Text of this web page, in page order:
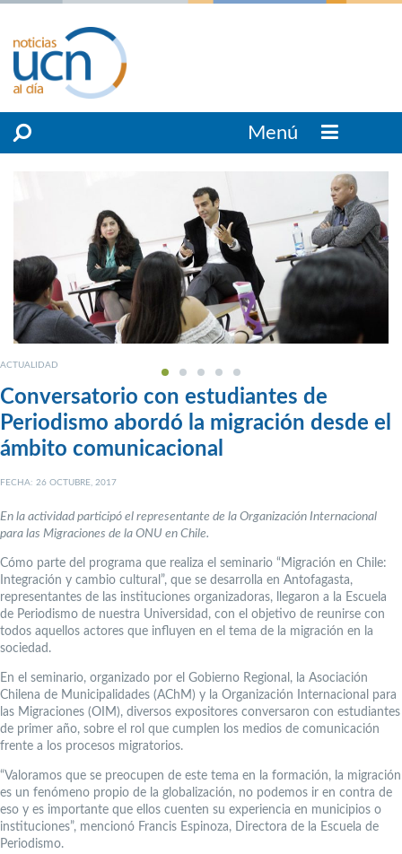
Menú
ACTUALIDAD
Conversatorio con estudiantes de
Periodismo abordó la migración desde el
ámbito comunicacional
FECHA: 26 OCTUBRE, 2017
En la actividad participó el representante de la Organización Internacional
para las Migraciones de la ONU en Chile.
Cómo parte del programa que realiza el seminario “Migración en Chile:
Integración y cambio cultural”, que se desarrolla en Antofagasta,
representantes de las instituciones organizadoras, llegaron a la Escuela
de Periodismo de nuestra Universidad, con el objetivo de reunirse con
todos aquellos actores que influyen en el tema de la migración en la
sociedad.
En el seminario, organizado por el Gobierno Regional, la Asociación
Chilena de Municipalidades (AChM) y la Organización Internacional para
las Migraciones (OIM), diversos expositores conversaron con estudiantes
de primer año, sobre el rol que cumplen los medios de comunicación
frente a los procesos migratorios.
“Valoramos que se preocupen de este tema en la formación, la migración
es un fenómeno propio de la globalización, no podemos ir en contra de
eso y es importante que ellos cuenten su experiencia en municipios o
instituciones”, mencionó Francis Espinoza, Directora de la Escuela de
Periodismo.